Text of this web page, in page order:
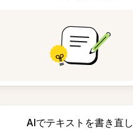
AIでテキストを書き直し